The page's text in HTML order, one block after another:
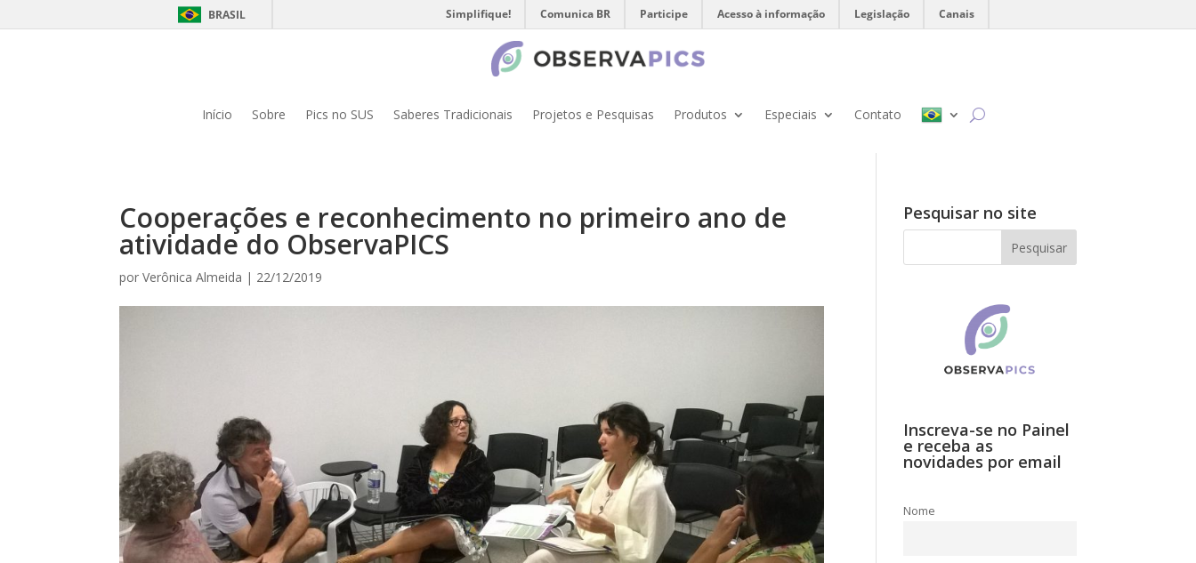
BRASIL Simplifique! Comunica BR Participe Acesso à informação Legislação Canais
Início Sobre Pics no SUS Saberes Tradicionais Projetos e Pesquisas Produtos Especiais Contato
Cooperações e reconhecimento no primeiro ano de
atividade do ObservaPICS
porVerônica Almeida | 22/12/2019
Pesquisar no site
Inscreva-se no Painel
e receba as
novidades por email
Nome